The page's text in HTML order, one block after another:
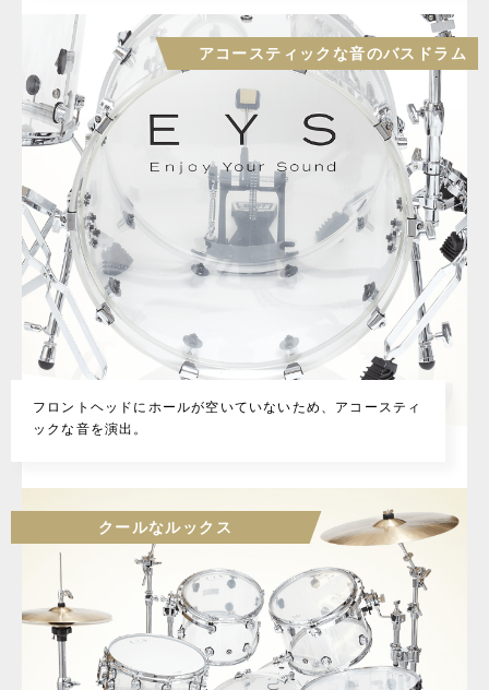
アコースティックな音のバスドラム
フロントヘッドにホールが空いていないため、アコースティ
ックな音を演出。
クールなルックス